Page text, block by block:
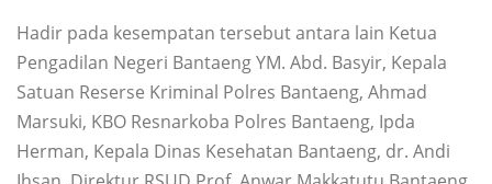
Hadir pada kesempatan tersebut antara lain Ketua
Pengadilan Negeri Bantaeng YM. Abd. Basyir, Kepala
Satuan Reserse Kriminal Polres Bantaeng, Ahmad
Marsuki, KBO Resnarkoba Polres Bantaeng, Ipda
Herman, Kepala Dinas Kesehatan Bantaeng, dr. Andi